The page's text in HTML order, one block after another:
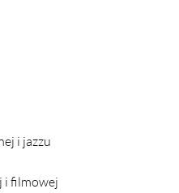
i jazzu
i filmowej